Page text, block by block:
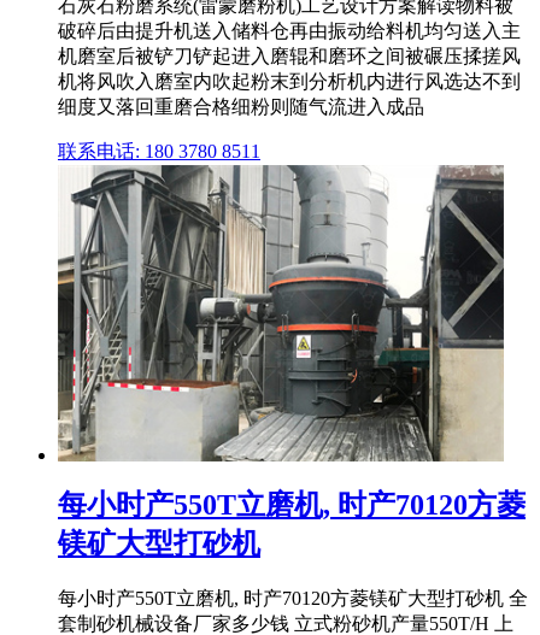
石灰石粉磨系统(雷蒙磨粉机)工艺设计方案解读物料被
破碎后由提升机送入储料仓再由振动给料机均匀送入主
机磨室后被铲刀铲起进入磨辊和磨环之间被碾压揉搓风
机将风吹入磨室内吹起粉末到分析机内进行风选达不到
细度又落回重磨合格细粉则随气流进入成品
联系电话: 180 3780 8511
每小时产550T立磨机, 时产70120方菱
镁矿大型打砂机
每小时产550T立磨机, 时产70120方菱镁矿大型打砂机 全
套制砂机械设备厂家多少钱 立式粉砂机产量550T/H 上